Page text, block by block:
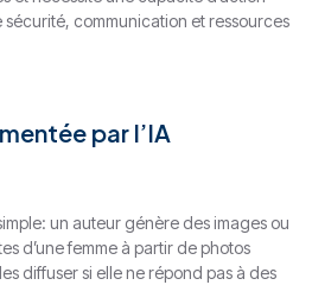
communication et ressources
par l’IA
un auteur génère des images ou
d’une femme à partir de photos
diffuser si elle ne répond pas à des